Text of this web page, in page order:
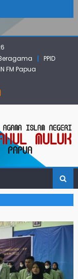
dengan
Jurnal
Aktif dengan
Jaya Hingga
PPID
FM Papua